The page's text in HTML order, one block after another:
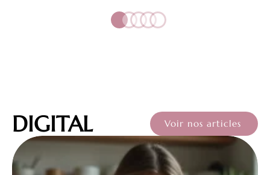
DIGITAL Voir nos articles